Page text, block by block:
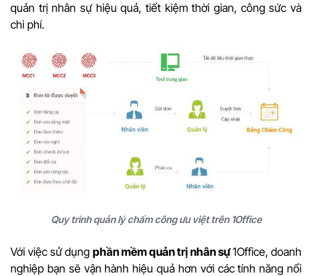
quản trị nhân sự hiệu quả, tiết kiệm thời gian, công sức và
chi phí.
Quy trình quản lý chấm công ưu việt trên 1Office
Với việc sử dụng phần mềm quản trị nhân sự1Office, doanh
nghiệp bạn sẽ vận hành hiệu quả hơn với các tính năng nổi